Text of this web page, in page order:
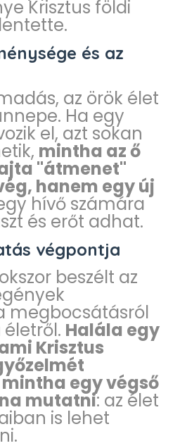
Krisztus földi
és az
az örök élet
Ha egy
el, azt sokan
mintha az ő
"átmenet"
hanem egy új
hívő számára
és erőt adhat.
végpontja
beszélt az
megbocsátásról
életről. Halála egy
Krisztus
egy végső
mutatni: az élet
is lehet